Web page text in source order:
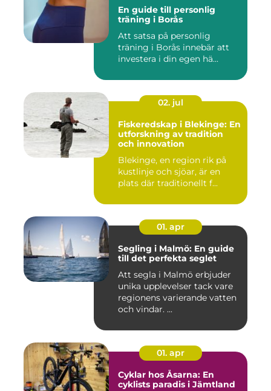
En guide till personlig
träning i Borås
Att satsa på personlig
träning i Borås innebär att
investera i din egen hä...
02. jul
Fiskeredskap i Blekinge: En
utforskning av tradition
och innovation
Blekinge, en region rik på
kustlinje och sjöar, är en
plats där traditionellt f...
01. apr
Segling i Malmö: En guide
till det perfekta seglet
Att segla i Malmö erbjuder
unika upplevelser tack vare
regionens varierande vatten
och vindar. ...
01. apr
Cyklar hos Åsarna: En
cyklists paradis i Jämtland